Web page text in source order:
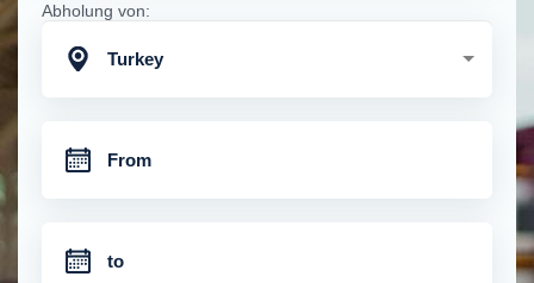
Abholung von:
Turkey